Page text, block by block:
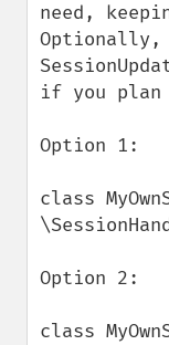
need,
Optionally,
if you
Option 1:
class
Option 2:
class